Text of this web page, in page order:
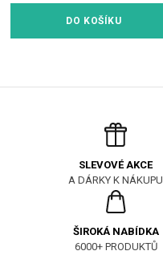
DO KOŠÍKU
SLEVOVÉ AKCE
A DÁRKY K NÁKUPU
ŠIROKÁ NABÍDKA
6000+ PRODUKTŮ